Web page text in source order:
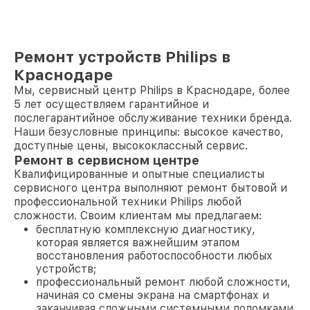
Ремонт устройств Philips в
Краснодаре
Мы, сервисный центр Philips в Краснодаре, более
5 лет осуществляем гарантийное и
послегарантийное обслуживание техники бренда.
Наши безусловные принципы: высокое качество,
доступные цены, высококлассный сервис.
Ремонт в сервисном центре
Квалифицированные и опытные специалисты
сервисного центра выполняют ремонт бытовой и
профессиональной техники Philips любой
сложности. Своим клиентам мы предлагаем:
бесплатную комплексную диагностику,
которая является важнейшим этапом
восстановления работоспособности любых
устройств;
профессиональный ремонт любой сложности,
начиная со смены экрана на смартфонах и